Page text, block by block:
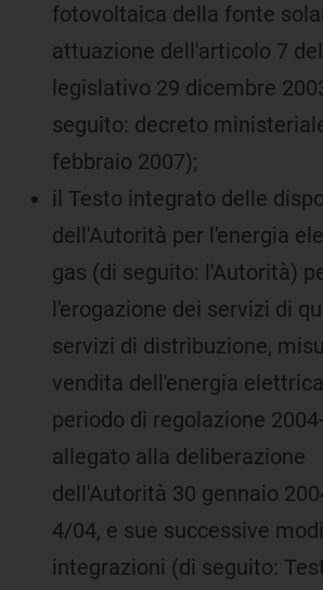
fotovoltaica della fonte
attuazione dell'articolo 7
legislativo 29 dicembre
seguito: decreto
febbraio 2007);
il Testo integrato delle
dell'Autorità per l'energia
gas (di seguito: l'Autorità)
l'erogazione dei servizi di
servizi di distribuzione,
vendita dell'energia
periodo di regolazione
allegato alla deliberazione
dell'Autorità 30 gennaio
4/04, e sue successive
integrazioni (di seguito: